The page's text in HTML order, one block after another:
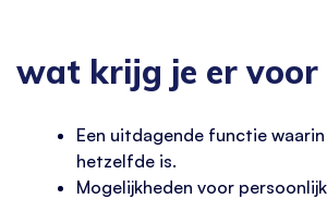
wat krijg je er voor
Een uitdagende functie
hetzelfde is.
Mogelijkheden voor